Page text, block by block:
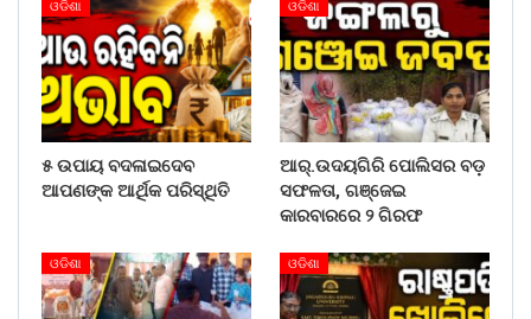
ଓଡିଶା
୫ ଉପାୟ ବଦଳାଇଦେବ
ଆପଣଙ୍କ ଆର୍ଥିକ ପରିସ୍ଥିତି
ଓଡିଶା
ଆର୍.ଉଦୟଗିରି ପୋଲିସର ବଡ଼
ସଫଳତା, ଗଞ୍ଜେଇ
କାରବାରରେ ୨ ଗିରଫ
ଓଡିଶା ଓଡିଶା